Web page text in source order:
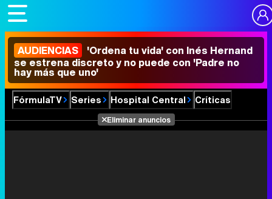
AUDIENCIAS 'Ordena tu vida' con Inés Hernand
se estrena discreto y no puede con 'Padre no
hay más que uno'
FórmulaTV Series Hospital Central Críticas
Eliminar anuncios